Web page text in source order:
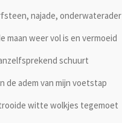
najade, onderwaterader
maan weer vol is en vermoeid
schuurt
de adem van mijn voetstap
witte wolkjes tegemoet